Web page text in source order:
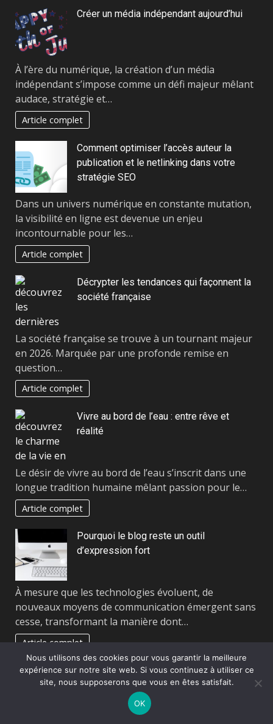
Créer un média indépendant aujourd’hui
À l’ère du numérique, la création d’un média
indépendant s’impose comme un défi majeur mêlant
audace, stratégie et…
Article complet
Comment optimiser l’accès auteur la
publication et le netlinking dans votre
stratégie SEO
Dans un univers numérique en constante mutation,
la visibilité en ligne est devenue un enjeu
incontournable pour les…
Article complet
Décrypter les tendances qui façonnent la
société française
La société française se trouve à un tournant majeur
en 2026. Marquée par une profonde remise en
question…
Article complet
Vivre au bord de l’eau : entre rêve et
réalité
Le désir de vivre au bord de l’eau s’inscrit dans une
longue tradition humaine mêlant passion pour le…
Article complet
Pourquoi le blog reste un outil
d’expression fort
À mesure que les technologies évoluent, de
nouveaux moyens de communication émergent sans
cesse, transformant la manière dont…
Article complet
S’informer autrement à l’ère numérique
Nous utilisons des cookies pour vous garantir la meilleure
expérience sur notre site web. Si vous continuez à utiliser ce
site, nous supposerons que vous en êtes satisfait.
OK